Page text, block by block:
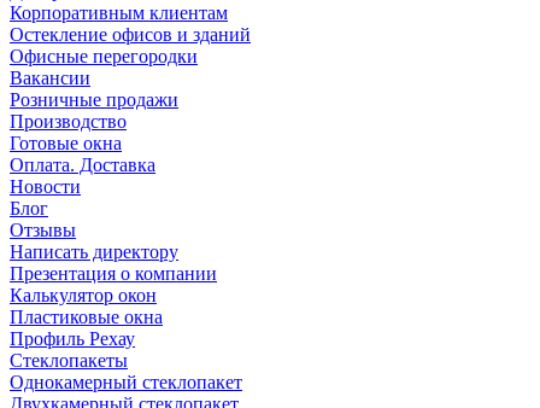
Корпоративным клиентам
Остекление офисов и зданий
Офисные перегородки
Вакансии
Розничные продажи
Производство
Готовые окна
Оплата. Доставка
Новости
Блог
Отзывы
Написать директору
Презентация о компании
Калькулятор окон
Пластиковые окна
Профиль Рехау
Стеклопакеты
Однокамерный стеклопакет
Двухкамерный стеклопакет